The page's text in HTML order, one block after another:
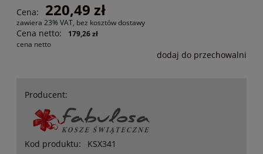
Cena: 220,49 zł
zawiera 23% VAT, bez kosztów dostawy
Cena netto:
179,26 zł
cena netto
dodaj do przechowalni
Producent:
Kod produktu:
KSX341